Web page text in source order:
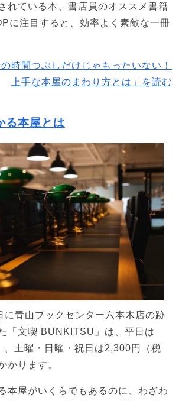
れている本、書店員のオススメ書籍
に注目すると、効率よく素敵な一冊
の時間つぶしだけじゃもったいない！
上手な本屋のまわり方とは」を読む
る本屋とは
青山ブックセンター六本木店の跡
「文喫 BUNKITSU」は、平日は
、土曜・日曜・祝日は2,300円（税
かります。
本屋がいくらでもあるのに、わざわ